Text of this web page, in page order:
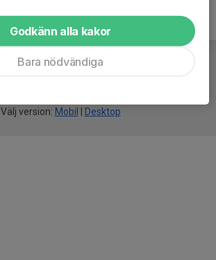
Välj version: Mobil Desktop
Godkänn alla kakor
Bara nödvändiga